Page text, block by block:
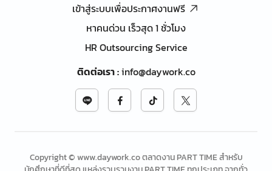
เข้าสู่ระบบเพื่อประกาศงานฟรี
หาคนด่วน เร็วสุด 1 ชั่วโมง
HR Outsourcing Service
ติดต่อเรา:info@daywork.co
Copyright © www.daywork.co ตลาดงาน PART TIME สำหรับ